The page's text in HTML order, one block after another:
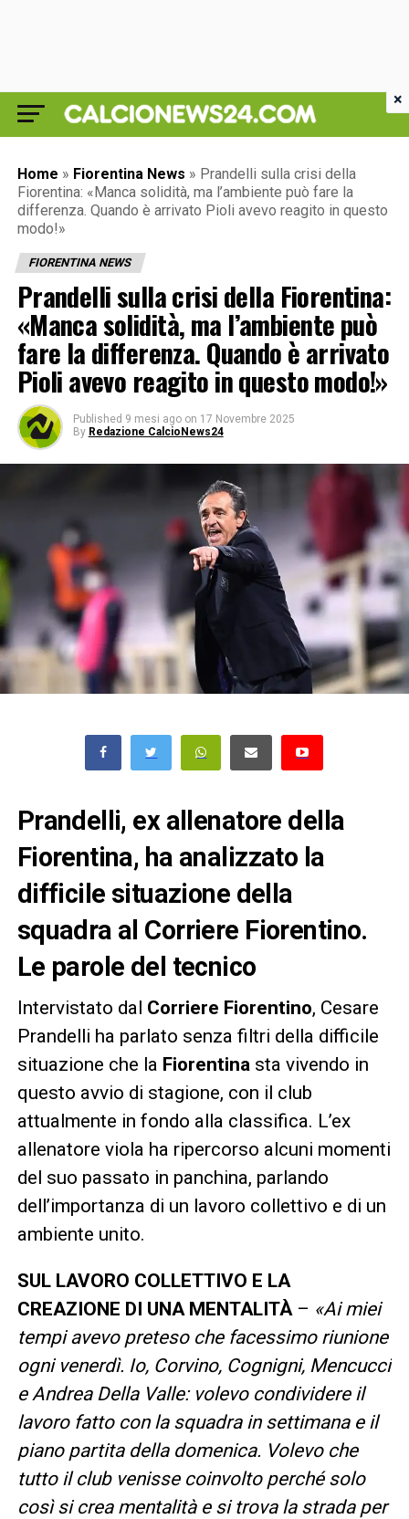
Home » Fiorentina News » Prandelli sulla crisi della
Fiorentina: «Manca solidità, ma l’ambiente può fare la
differenza. Quando è arrivato Pioli avevo reagito in questo
modo!»
FIORENTINA NEWS
Prandelli sulla crisi della Fiorentina:
«Manca solidità, ma l’ambiente può
fare la differenza. Quando è arrivato
Pioli avevo reagito in questo modo!»
Published 9 mesi ago on 17 Novembre 2025
By Redazione CalcioNews24
Prandelli, ex allenatore della
Fiorentina, ha analizzato la
difficile situazione della
squadra al Corriere Fiorentino.
Le parole del tecnico
Intervistato dal Corriere Fiorentino, Cesare
Prandelli ha parlato senza filtri della difficile
situazione che la Fiorentina sta vivendo in
questo avvio di stagione, con il club
attualmente in fondo alla classifica. L’ex
allenatore viola ha ripercorso alcuni momenti
del suo passato in panchina, parlando
dell’importanza di un lavoro collettivo e di un
ambiente unito.
SUL LAVORO COLLETTIVO E LA
CREAZIONE DI UNA MENTALITÀ– «Ai miei
tempi avevo preteso che facessimo riunione
ogni venerdì. Io, Corvino, Cognigni, Mencucci
e Andrea Della Valle: volevo condividere il
lavoro fatto con la squadra in settimana e il
piano partita della domenica. Volevo che
tutto il club venisse coinvolto perché solo
così si crea mentalità e si trova la strada per
×